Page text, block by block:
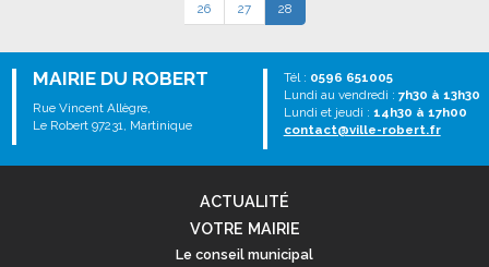
26 27 28
MAIRIE DU ROBERT
Rue Vincent Allègre,
Le Robert 97231, Martinique
Tél : 0596 651005
Lundi au vendredi : 7h30 à 13h30
Lundi et jeudi : 14h30 à 17h00
contact@ville-robert.fr
ACTUALITÉ
VOTRE MAIRIE
Le conseil municipal